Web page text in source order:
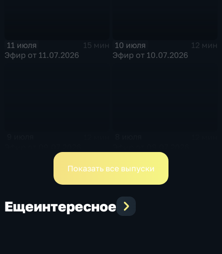
11 июля
15 мин
Эфир от 11.07.2026
10 июля
12 мин
Эфир от 10.07.2026
Показать все выпуски
Ещеинтересное